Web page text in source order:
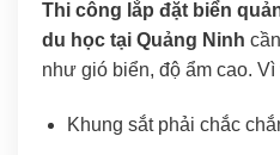
Thi công lắp đặt biển
du học tại Quảng Ninh
như gió biển, độ ẩm cao. Vì
Khung sắt phải chắc